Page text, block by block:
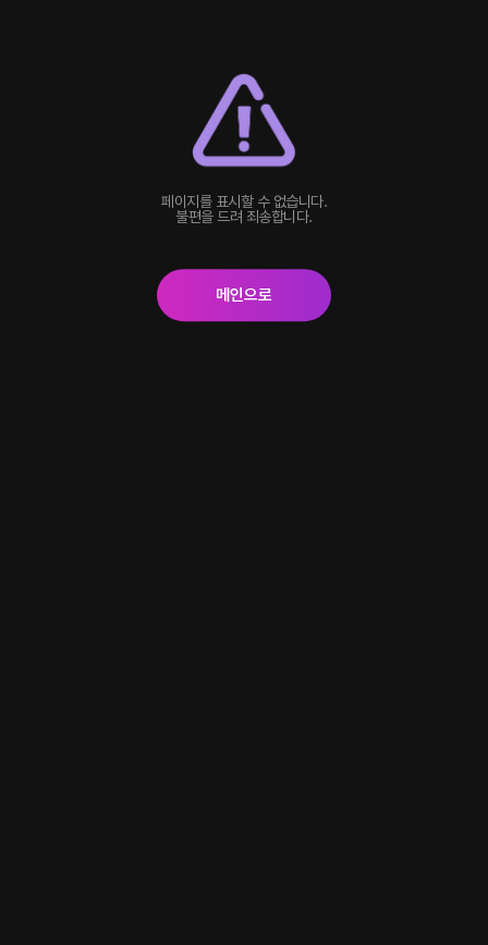
페이지를 표시할 수 없습니다.
불편을 드려 죄송합니다.
메인으로